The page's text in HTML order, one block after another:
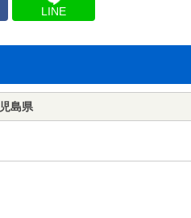
LINE
島県